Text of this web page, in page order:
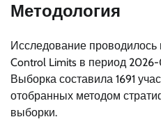
Методология
Исследование
Control Limits в период
Выборка составила 1691
отобранных методом
выборки.